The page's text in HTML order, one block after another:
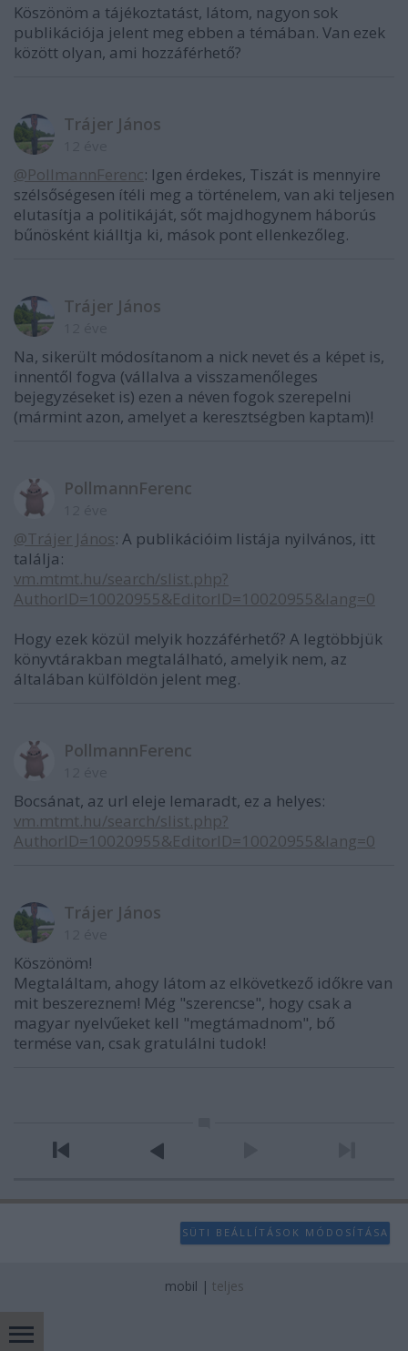
Köszönöm a tájékoztatást, látom, nagyon sok
publikációja jelent meg ebben a témában. Van ezek
között olyan, ami hozzáférhető?
Trájer János
@PollmannFerenc: Igen érdekes, Tiszát is mennyire
szélsőségesen ítéli meg a történelem, van aki teljesen
elutasítja a politikáját, sőt majdhogynem háborús
bűnösként kiálltja ki, mások pont ellenkezőleg.
Trájer János
Na, sikerült módosítanom a nick nevet és a képet is,
innentől fogva (vállalva a visszamenőleges
bejegyzéseket is) ezen a néven fogok szerepelni
(mármint azon, amelyet a keresztségben kaptam)!
PollmannFerenc
@Trájer János: A publikációim listája nyilvános, itt
találja:
vm.mtmt.hu/search/slist.php?
AuthorID=10020955&EditorID=10020955&lang=0
Hogy ezek közül melyik hozzáférhető? A legtöbbjük
könyvtárakban megtalálható, amelyik nem, az
általában külföldön jelent meg.
PollmannFerenc
Bocsánat, az url eleje lemaradt, ez a helyes:
vm.mtmt.hu/search/slist.php?
AuthorID=10020955&EditorID=10020955&lang=0
Trájer János
Köszönöm!
Megtaláltam, ahogy látom az elkövetkező időkre van
mit beszereznem! Még "szerencse", hogy csak a
magyar nyelvűeket kell "megtámadnom", bő
termése van, csak gratulálni tudok!
SÜTI BEÁLLÍTÁSOK MÓDOSÍTÁSA
mobil | teljes